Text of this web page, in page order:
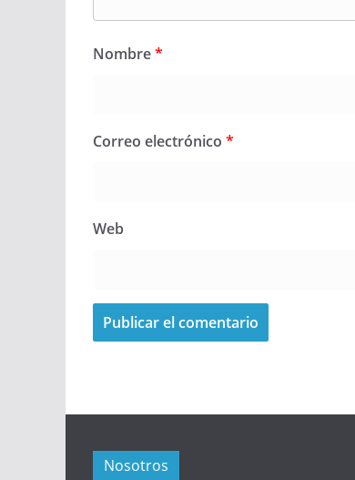
Nombre*
Correo electrónico *
Web
Nosotros